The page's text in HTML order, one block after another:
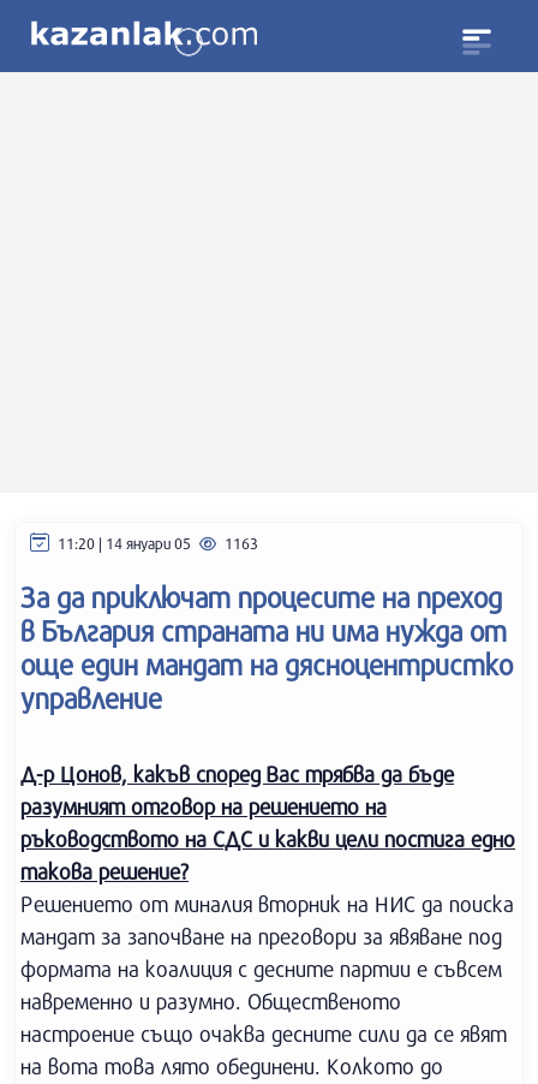
11:20 | 14 януари 05 1163
За да приключат процесите на преход
в България страната ни има нужда от
още един мандат на дясноцентристко
управление
Д-р Цонов, какъв според Вас трябва да бъде
разумният отговор на решението на
ръководството на СДС и какви цели постига едно
такова решение?
Решението от миналия вторник на НИС да поиска
мандат за започване на преговори за явяване под
формата на коалиция с десните партии е съвсем
навременно и разумно. Общественото
настроение също очаква десните сили да се явят
на вота това лято обединени. Колкото до